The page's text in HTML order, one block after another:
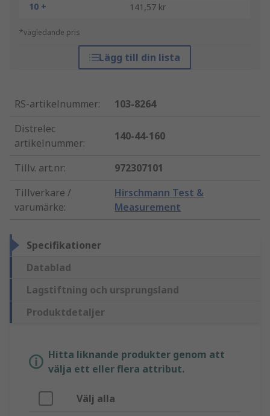
10 +
141,57 kr
*vägledande pris
Lägg till din lista
RS-artikelnummer:
103-8264
Distrelec
artikelnummer:
140-44-160
Tillv. art.nr:
972307101
Tillverkare /
varumärke:
Hirschmann Test &
Measurement
Specifikationer
Datablad
Lagstiftning och ursprungsland
Produktdetaljer
Hitta liknande produkter genom att
välja ett eller flera attribut.
Välj alla